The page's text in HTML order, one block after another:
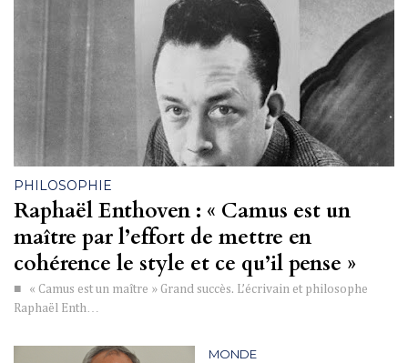
PHILOSOPHIE
Raphaël Enthoven : « Camus est un
maître par l’effort de mettre en
cohérence le style et ce qu’il pense »
■ « Camus est un maître » Grand succès. L’écrivain et philosophe
Raphaël Enth…
MONDE